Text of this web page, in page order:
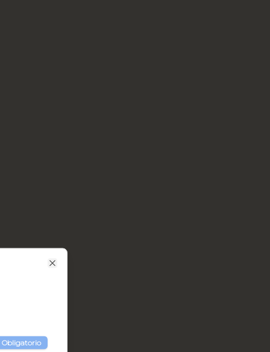
Obligatorio